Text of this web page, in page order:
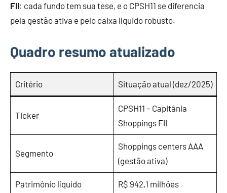
FII: cada fundo tem sua tese, e o CPSH11 se diferencia
pela gestão ativa e pelo caixa líquido robusto.
Quadro resumo atualizado
Critério Situação atual (dez/2025)
Ticker
CPSH11 – Capitânia
Shoppings FII
Segmento
Shoppings centers AAA
(gestão ativa)
Patrimônio líquido R$ 942,1 milhões